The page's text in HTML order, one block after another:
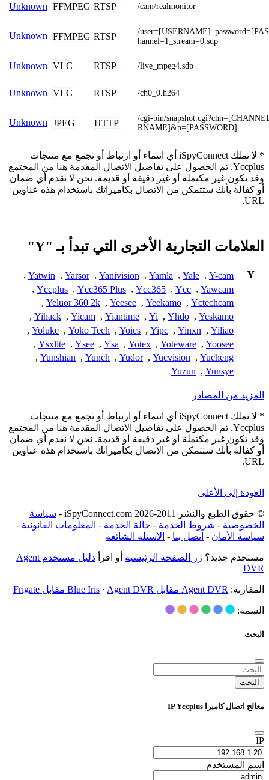
Unknown FFMPEG RTSP /cam/realmonitor
Unknown FFMPEG RTSP
/
hannel=1_stream=0.sdp
Unknown VLC RTSP /live_mpeg4.sdp
Unknown VLC RTSP /ch0_0.h264
Unknown JPEG HTTP
/cgi-bin/
RNAME]&p=[PASSWORD]
* لا تملك iSpyConnect أي انتماء أو ارتباط أو تجمع مع منتجات
Yccplus. تم الحصول على تفاصيل الاتصال المقدمة هنا من المجتمع
وقد تكون غير مكتملة أو غير دقيقة أو قديمة. نحن لا نقدم أي ضمان
أو كفالة بأنك ستتمكن من الاتصال بكاميراتك باستخدام هذه عناوين
URL.
العلامات التجارية الأخرى التي تبدأ بـ "Y"
Y
Y-cam
,
Yale
,
Yamla
,
Yanivision
,
Yarsor
,
Yatwin
,
Yawcam
,
Ycc
,
Ycc365
,
Ycc365 Plus
,
Yccplus
,
Yctechcam
,
Yeekamo
,
Yeesee
,
Yeluor 360 2k
,
Yeskamo
,
Yhdo
,
Yi
,
Yiantime
,
Yicam
,
Yihack
,
Yiliao
,
Yinxn
,
Yipc
,
Yoics
,
Yoko Tech
,
Yoluke
,
Yoosee
,
Yoteware
,
Yotex
,
Ysa
,
Ysee
,
Ysxlite
,
Yucheng
,
Yucvision
,
Yudor
,
Yunch
,
Yunshian
,
Yunsye
,
Yuzun
المزيد من المصادر
* لا تملك iSpyConnect أي انتماء أو ارتباط أو تجمع مع منتجات
Yccplus. تم الحصول على تفاصيل الاتصال المقدمة هنا من المجتمع
وقد تكون غير مكتملة أو غير دقيقة أو قديمة. نحن لا نقدم أي ضمان
أو كفالة بأنك ستتمكن من الاتصال بكاميراتك باستخدام هذه عناوين
URL.
العودة إلى الأعلى
© حقوق الطبع والنشر 2011-2026 iSpyConnect.com -
سياسة
الخصوصية - شروط الخدمة - حالة الخدمة - المعلومات القانونية -
سياسة الأمان - اتصل بنا - الأسئلة الشائعة
مستخدم جديد؟ زر الصفحة الرئيسية أو اقرأ
دليل مستخدم Agent
DVR
المقارنة: Agent DVR مقابل Blue Iris · Agent DVR مقابل Frigate
السمة:
البحث
البحث
معالج اتصال كاميرا IP Yccplus
IP
اسم المستخدم